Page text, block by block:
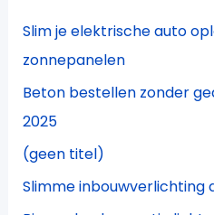
:
Slim je elektrische auto
zonnepanelen
Beton bestellen zonder
2025
(geen titel)
Slimme inbouwverlichting